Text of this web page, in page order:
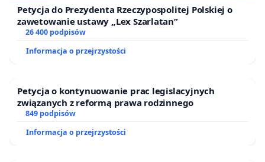
Petycja do Prezydenta Rzeczypospolitej Polskiej o
zawetowanie ustawy „Lex Szarlatan”
26 400 podpisów
Informacja o przejrzystości
Petycja o kontynuowanie prac legislacyjnych
związanych z reformą prawa rodzinnego
849 podpisów
Informacja o przejrzystości